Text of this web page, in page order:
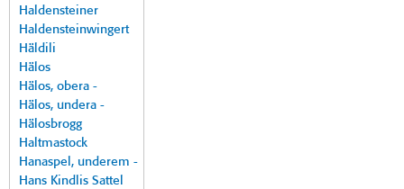
Haldensteiner
Haldensteinwingert
Häldili
Hälos
Hälos, obera -
Hälos, undera -
Hälosbrogg
Haltmastock
Hanaspel, underem -
Hans Kindlis Sattel